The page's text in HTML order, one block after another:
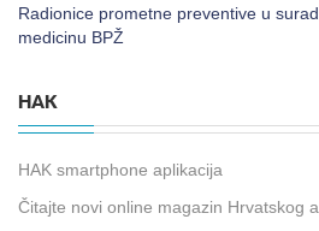
Radionice prometne preventive u
medicinu BPŽ
HAK
HAK smartphone aplikacija
Čitajte novi online magazin Hrvatskog